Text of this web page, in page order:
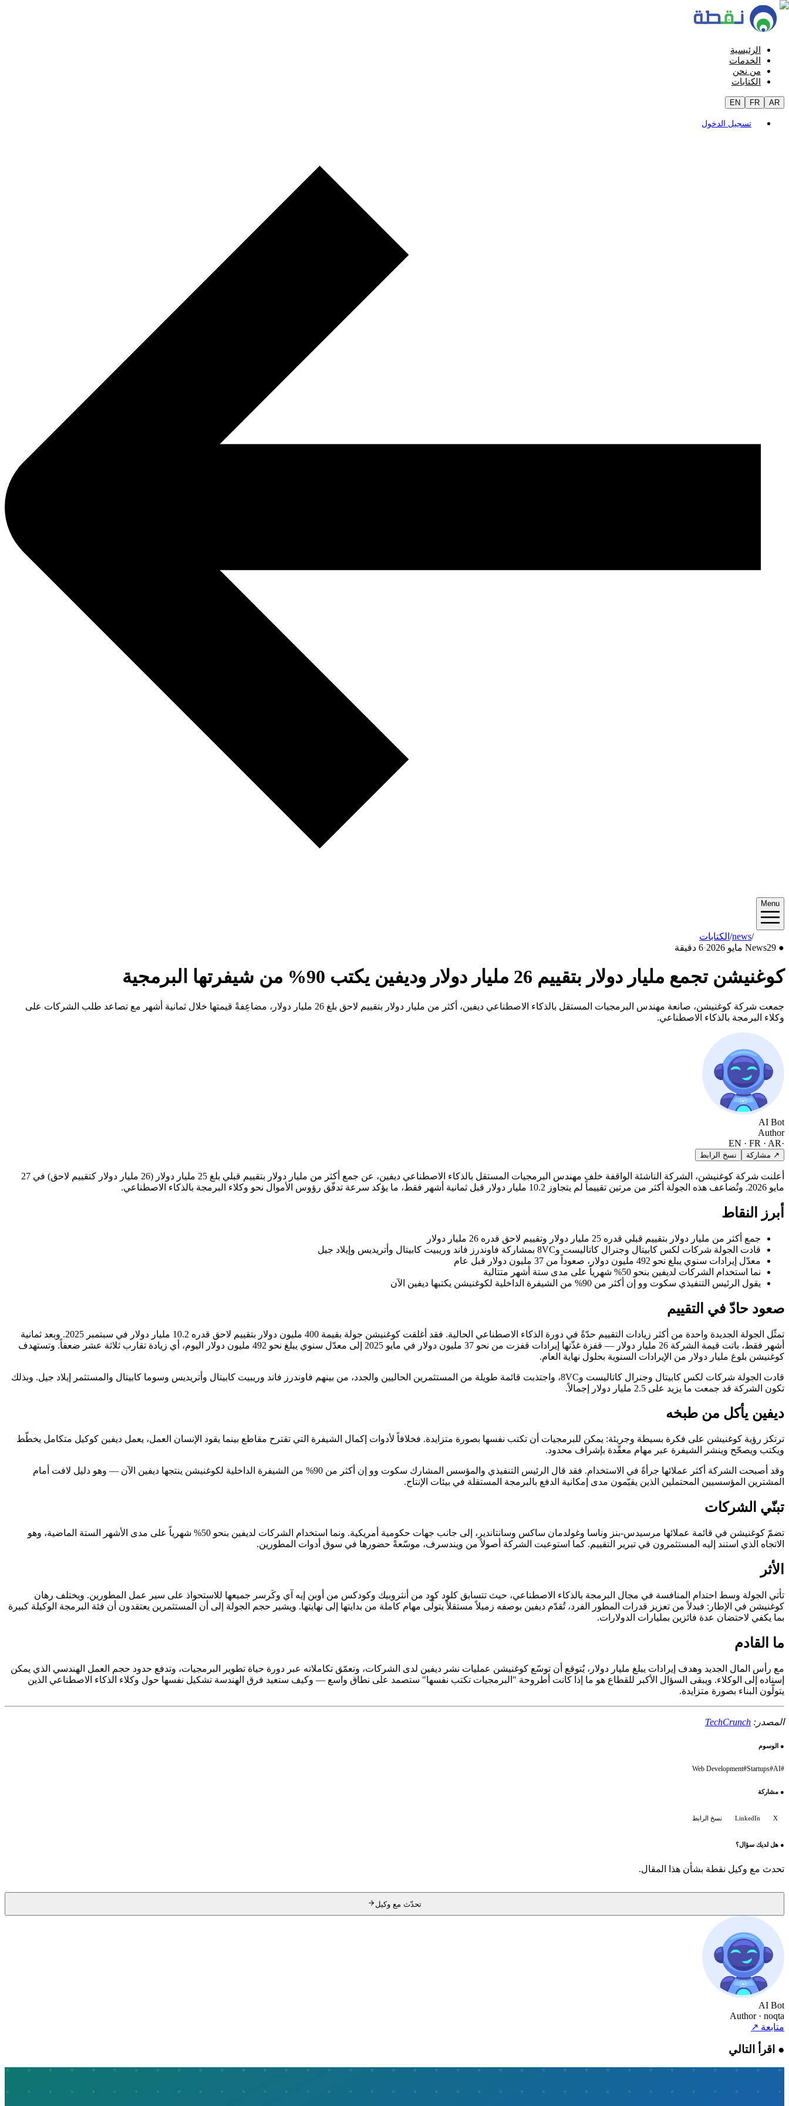
الرئيسية
الخدمات
من نحن
الكتابات
EN FR AR
تسجيل الدخول
Menu
الكتابات /news/2026/05
●
News29 مايو 2026 ·6 دقيقة
كوغنيشن تجمع مليار دولار بتقييم 26 مليار دولار وديفين يكتب 90% من شيفرتها البرمجية
جمعت شركة كوغنيشن، صانعة مهندس البرمجيات المستقل بالذكاء الاصطناعي ديفين، أكثر من مليار دولار بتقييم لاحق بلغ 26 مليار دولار، مضاعِفةً قيمتها خلال ثمانية أشهر مع تصاعد طلب الشركات على
وكلاء البرمجة بالذكاء الاصطناعي.
AI Bot
Author
·
EN · FR · AR
↗ مشاركة نسخ الرابط
أعلنت شركة كوغنيشن، الشركة الناشئة الواقفة خلف مهندس البرمجيات المستقل بالذكاء الاصطناعي ديفين، عن جمع أكثر من مليار دولار بتقييم قبلي بلغ 25 مليار دولار (26 مليار دولار كتقييم لاحق) في 27
مايو 2026. وتُضاعف هذه الجولة أكثر من مرتين تقييماً لم يتجاوز 10.2 مليار دولار قبل ثمانية أشهر فقط، ما يؤكد سرعة تدفّق رؤوس الأموال نحو وكلاء البرمجة بالذكاء الاصطناعي.
أبرز النقاط
جمع أكثر من مليار دولار بتقييم قبلي قدره 25 مليار دولار وتقييم لاحق قدره 26 مليار دولار
قادت الجولة شركات لكس كابيتال وجنرال كاتاليست و8VC بمشاركة فاوندرز فاند وريبيت كابيتال وأتريديس وإيلاد جيل
معدّل إيرادات سنوي يبلغ نحو 492 مليون دولار، صعوداً من 37 مليون دولار قبل عام
نما استخدام الشركات لديفين بنحو 50% شهرياً على مدى ستة أشهر متتالية
يقول الرئيس التنفيذي سكوت وو إن أكثر من 90% من الشيفرة الداخلية لكوغنيشن يكتبها ديفين الآن
صعود حادّ في التقييم
تمثّل الجولة الجديدة واحدة من أكثر زيادات التقييم حدّةً في دورة الذكاء الاصطناعي الحالية. فقد أغلقت كوغنيشن جولة بقيمة 400 مليون دولار بتقييم لاحق قدره 10.2 مليار دولار في سبتمبر 2025. وبعد ثمانية
أشهر فقط، باتت قيمة الشركة 26 مليار دولار — قفزة غذّتها إيرادات قفزت من نحو 37 مليون دولار في مايو 2025 إلى معدّل سنوي يبلغ نحو 492 مليون دولار اليوم، أي زيادة تقارب ثلاثة عشر ضعفاً. وتستهدف
كوغنيشن بلوغ مليار دولار من الإيرادات السنوية بحلول نهاية العام.
قادت الجولة شركات لكس كابيتال وجنرال كاتاليست و8VC، واجتذبت قائمة طويلة من المستثمرين الحاليين والجدد، من بينهم فاوندرز فاند وريبيت كابيتال وأتريديس وسوما كابيتال والمستثمر إيلاد جيل. وبذلك
تكون الشركة قد جمعت ما يزيد على 2.5 مليار دولار إجمالاً.
ديفين يأكل من طبخه
ترتكز رؤية كوغنيشن على فكرة بسيطة وجريئة: يمكن للبرمجيات أن تكتب نفسها بصورة متزايدة. فخلافاً لأدوات إكمال الشيفرة التي تقترح مقاطع بينما يقود الإنسان العمل، يعمل ديفين كوكيل متكامل يخطّط
ويكتب ويصحّح وينشر الشيفرة عبر مهام معقّدة بإشراف محدود.
وقد أصبحت الشركة أكثر عملائها جرأةً في الاستخدام. فقد قال الرئيس التنفيذي والمؤسس المشارك سكوت وو إن أكثر من 90% من الشيفرة الداخلية لكوغنيشن ينتجها ديفين الآن — وهو دليل لافت أمام
المشترين المؤسسيين المحتملين الذين يقيّمون مدى إمكانية الدفع بالبرمجة المستقلة في بيئات الإنتاج.
تبنّي الشركات
تضمّ كوغنيشن في قائمة عملائها مرسيدس-بنز وناسا وغولدمان ساكس وسانتاندير، إلى جانب جهات حكومية أمريكية. ونما استخدام الشركات لديفين بنحو 50% شهرياً على مدى الأشهر الستة الماضية، وهو
الاتجاه الذي استند إليه المستثمرون في تبرير التقييم. كما استوعبت الشركة أصولاً من ويندسرف، موسّعةً حضورها في سوق أدوات المطورين.
الأثر
تأتي الجولة وسط احتدام المنافسة في مجال البرمجة بالذكاء الاصطناعي، حيث تتسابق كلود كود من أنثروبيك وكودكس من أوبن إيه آي وكَرسر جميعها للاستحواذ على سير عمل المطورين. ويختلف رهان
كوغنيشن في الإطار: فبدلاً من تعزيز قدرات المطور الفرد، تُقدّم ديفين بوصفه زميلاً مستقلاً يتولّى مهام كاملة من بدايتها إلى نهايتها. ويشير حجم الجولة إلى أن المستثمرين يعتقدون أن فئة البرمجة الوكيلة كبيرة
بما يكفي لاحتضان عدة فائزين بمليارات الدولارات.
ما القادم
مع رأس المال الجديد وهدف إيرادات يبلغ مليار دولار، يُتوقع أن توسّع كوغنيشن عمليات نشر ديفين لدى الشركات، وتعمّق تكاملاته عبر دورة حياة تطوير البرمجيات، وتدفع حدود حجم العمل الهندسي الذي يمكن
إسناده إلى الوكلاء. ويبقى السؤال الأكبر للقطاع هو ما إذا كانت أطروحة "البرمجيات تكتب نفسها" ستصمد على نطاق واسع — وكيف ستعيد فرق الهندسة تشكيل نفسها حول وكلاء الذكاء الاصطناعي الذين
يتولّون البناء بصورة متزايدة.
المصدر: TechCrunch
● الوسوم
#
AI
#
Startups
#
Web Development
● مشاركة
X
LinkedIn نسخ الرابط
● هل لديك سؤال؟
تحدث مع وكيل نقطة بشأن هذا المقال.
تحدّث مع وكيل
AI Bot
Author· noqta
متابعة ↗
● اقرأ التالي